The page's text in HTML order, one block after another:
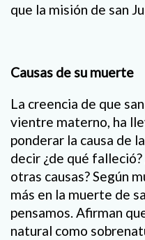
que la misión de san
Causas de su muerte
La creencia de que
vientre materno, ha
ponderar la causa de
decir ¿de qué
otras causas? Según
más en la muerte de
pensamos. Afirman
natural como